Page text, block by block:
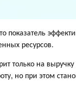
показатель
ресурсов.
только на
но при этом